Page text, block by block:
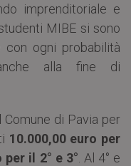
imprenditoriale e
MIBE si sono
ogni probabilità
alla fine di
di Pavia per
10.000,00 euro per
il 2° e 3° . Al 4° e